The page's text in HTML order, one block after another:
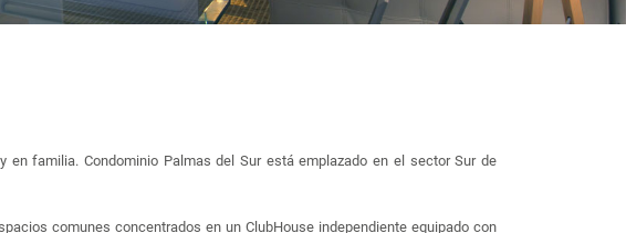
familia. Condominio Palmas del Sur está emplazado en el sector Sur de
comunes concentrados en un ClubHouse independiente equipado con